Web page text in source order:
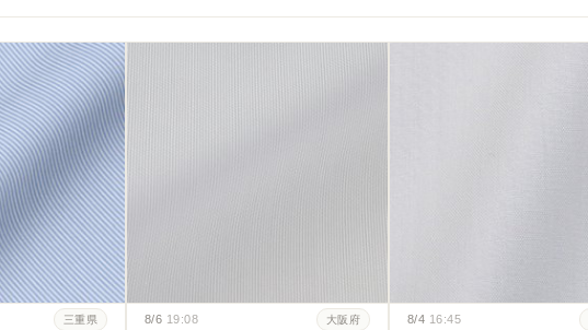
三重県 8/6 19:08 大阪府 8/4 16:45